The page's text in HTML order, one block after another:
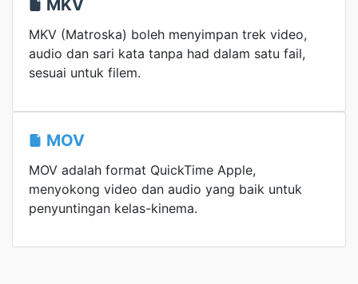
MKV
MKV (Matroska) boleh menyimpan trek video,
audio dan sari kata tanpa had dalam satu fail,
sesuai untuk filem.
MOV
MOV adalah format QuickTime Apple,
menyokong video dan audio yang baik untuk
penyuntingan kelas-kinema.